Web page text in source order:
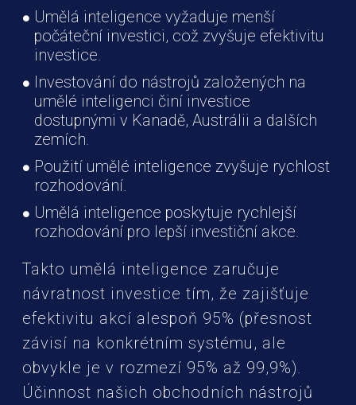
Umělá inteligence vyžaduje menší
počáteční investici, což zvyšuje efektivitu
investice.
Investování do nástrojů založených na
umělé inteligenci činí investice
dostupnými v Kanadě, Austrálii a dalších
zemích.
Použití umělé inteligence zvyšuje rychlost
rozhodování.
Umělá inteligence poskytuje rychlejší
rozhodování pro lepší investiční akce.
Takto umělá inteligence zaručuje
návratnost investice tím, že zajišťuje
efektivitu akcí alespoň 95% (přesnost
závisí na konkrétním systému, ale
obvykle je v rozmezí 95% až 99,9%).
Účinnost našich obchodních nástrojů